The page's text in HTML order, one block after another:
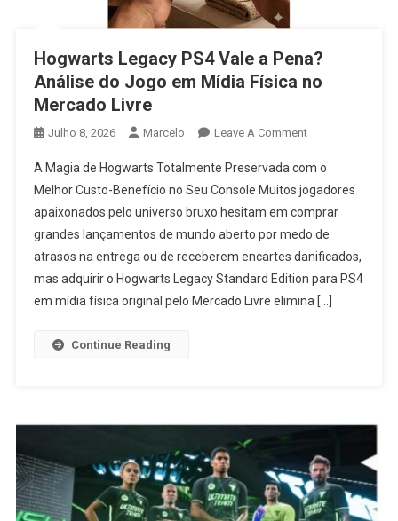
Hogwarts Legacy PS4 Vale a Pena?
Análise do Jogo em Mídia Física no
Mercado Livre
Julho 8, 2026 Marcelo Leave A CommentOn
Legacy
PS4
Vale
A
Pena?
Análise
Do
A Magia de Hogwarts Totalmente Preservada com o
Melhor Custo-Benefício no Seu Console Muitos jogadores
apaixonados pelo universo bruxo hesitam em comprar
grandes lançamentos de mundo aberto por medo de
atrasos na entrega ou de receberem encartes danificados,
mas adquirir o Hogwarts Legacy Standard Edition para PS4
em mídia física original pelo Mercado Livre elimina […]
Continue Reading